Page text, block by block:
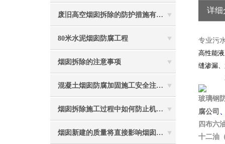
废旧高空烟囱拆除的防护措施有哪些？
80米水泥烟囱防腐工程
烟囱拆除的注意事项
混凝土烟囱防腐加固施工安全注意事项
烟囱拆除施工过程中如何防止机械伤害
烟囱新建的质量将直接影响烟囱防腐工程的难度
详细
专业污
高性能
缝渗漏
玻璃钢
腐公司
四布六
十二油